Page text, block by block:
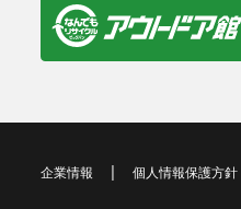
企業情報 個人情報保護方針